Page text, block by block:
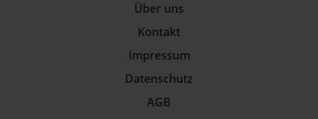
Über uns
Kontakt
Impressum
Datenschutz
AGB